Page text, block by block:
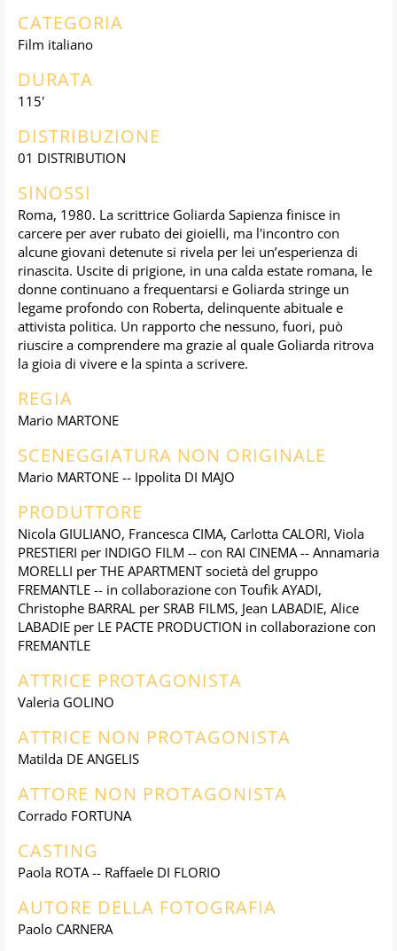
CATEGORIA
Film italiano
DURATA
115'
DISTRIBUZIONE
01 DISTRIBUTION
SINOSSI
Roma, 1980. La scrittrice Goliarda Sapienza finisce in
carcere per aver rubato dei gioielli, ma l'incontro con
alcune giovani detenute si rivela per lei un’esperienza di
rinascita. Uscite di prigione, in una calda estate romana, le
donne continuano a frequentarsi e Goliarda stringe un
legame profondo con Roberta, delinquente abituale e
attivista politica. Un rapporto che nessuno, fuori, può
riuscire a comprendere ma grazie al quale Goliarda ritrova
la gioia di vivere e la spinta a scrivere.
REGIA
Mario MARTONE
SCENEGGIATURA NON ORIGINALE
Mario MARTONE -- Ippolita DI MAJO
PRODUTTORE
Nicola GIULIANO, Francesca CIMA, Carlotta CALORI, Viola
PRESTIERI per INDIGO FILM -- con RAI CINEMA -- Annamaria
MORELLI per THE APARTMENT società del gruppo
FREMANTLE -- in collaborazione con Toufik AYADI,
Christophe BARRAL per SRAB FILMS, Jean LABADIE, Alice
LABADIE per LE PACTE PRODUCTION in collaborazione con
FREMANTLE
ATTRICE PROTAGONISTA
Valeria GOLINO
ATTRICE NON PROTAGONISTA
Matilda DE ANGELIS
ATTORE NON PROTAGONISTA
Corrado FORTUNA
CASTING
Paola ROTA -- Raffaele DI FLORIO
AUTORE DELLA FOTOGRAFIA
Paolo CARNERA